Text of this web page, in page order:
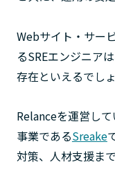
Webサイト・サー
るSREエンジニア
存在といえるでしょ
Relanceを運営して
事業であるSreake
対策、人材支援ま